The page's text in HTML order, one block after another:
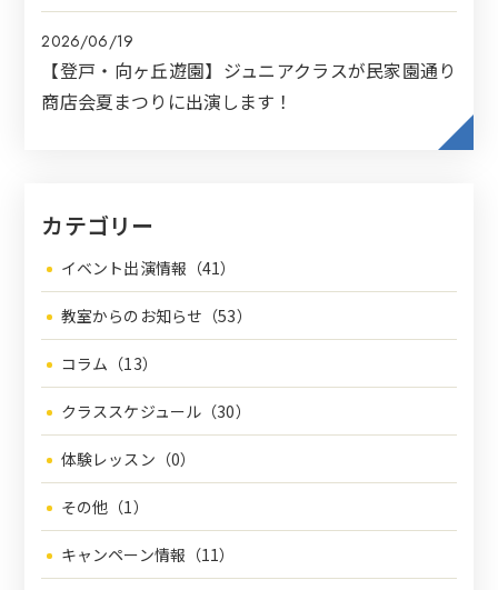
2026/06/19
【登戸・向ヶ丘遊園】ジュニアクラスが民家園通り
商店会夏まつりに出演します！
カテゴリー
イベント出演情報（41）
教室からのお知らせ（53）
コラム（13）
クラススケジュール（30）
体験レッスン（0）
その他（1）
キャンペーン情報（11）